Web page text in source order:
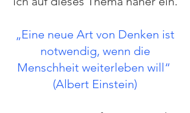
„Eine neue Art von Denken ist
notwendig, wenn die
Menschheit weiterleben will“
(Albert Einstein)